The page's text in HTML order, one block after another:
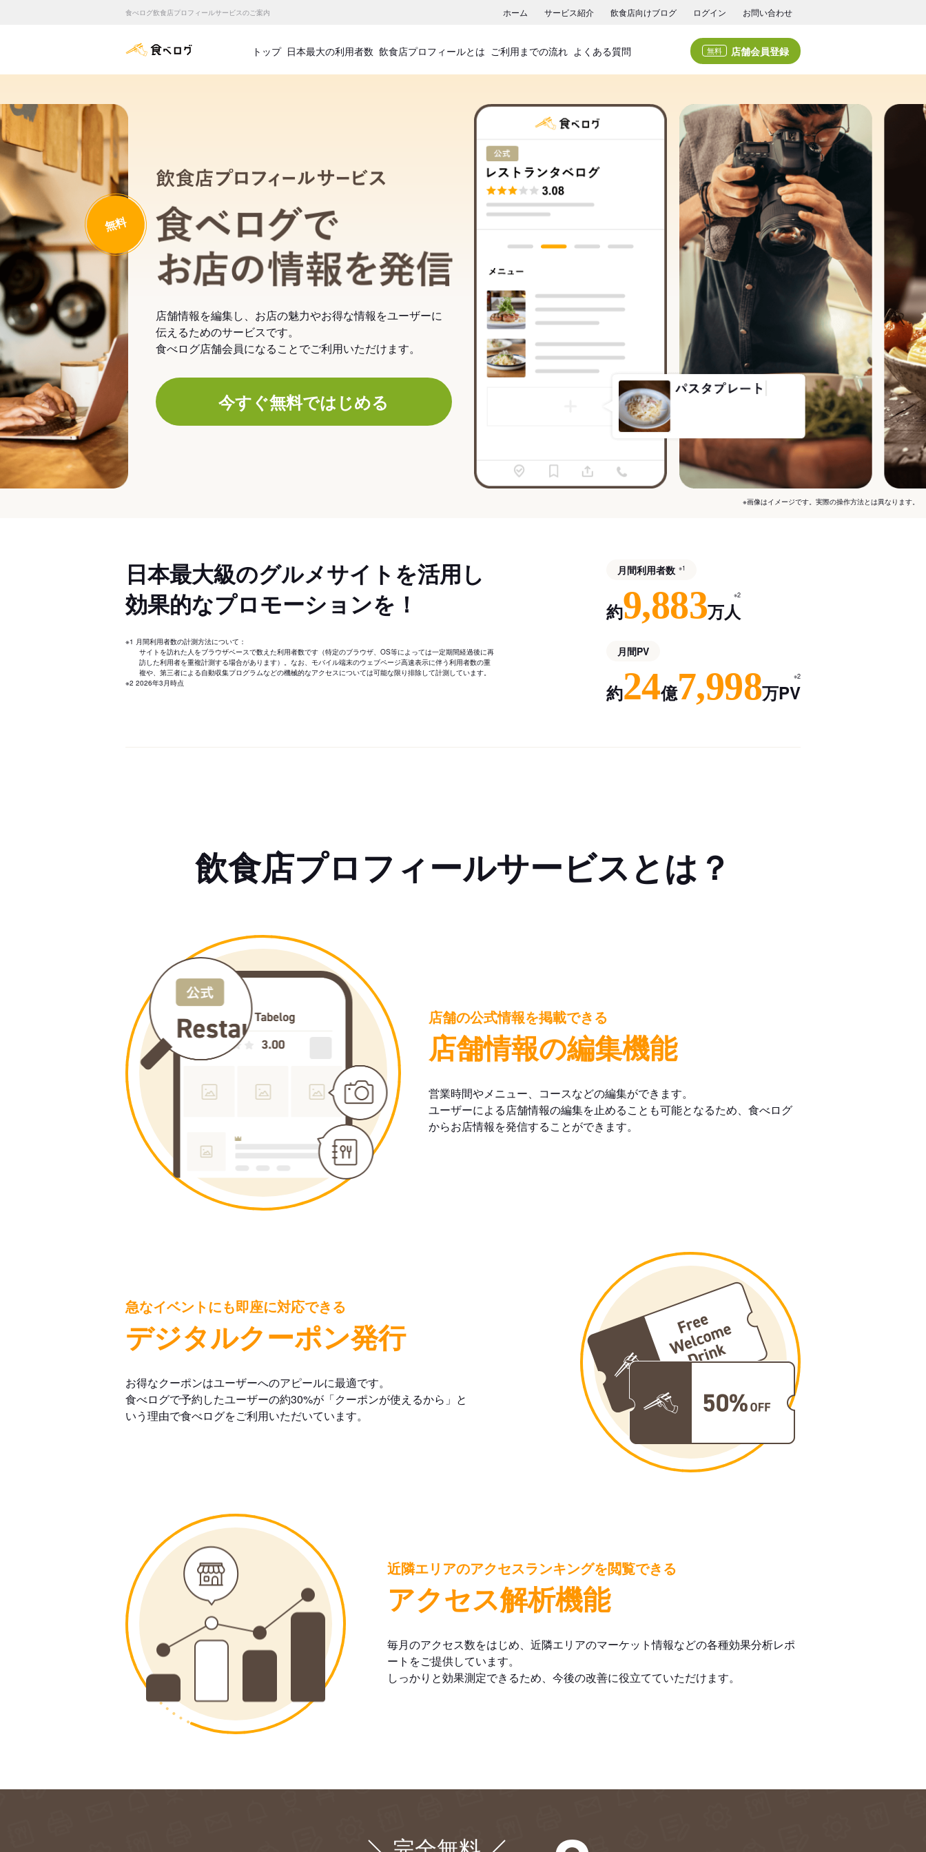
食べログ飲食店プロフィールサービスのご案内 ホーム サービス紹介 飲食店向けブログ ログイン お問い合わせ
食べログ店舗管理画面
トップ 日本最大の利用者数 飲食店プロフィールとは ご利用までの流れ よくある質問 無料 店舗会員登録
飲食店プロフィールサービス
食べログでお店の情報を発信
無料
店舗情報を編集し、お店の魅力やお得な情報をユーザーに
伝えるためのサービスです。
食べログ店舗会員になることでご利用いただけます。
今すぐ無料ではじめる
※画像はイメージです。実際の操作方法とは異なります。
日本最大級のグルメサイトを活用し
効果的なプロモーションを！
※1 月間利用者数の計測方法について：
サイトを訪れた人をブラウザベースで数えた利用者数です（特定のブラウザ、OS等によっては一定期間経過後に再
訪した利用者を重複計測する場合があります）。なお、モバイル端末のウェブページ高速表示に伴う利用者数の重
複や、第三者による自動収集プログラムなどの機械的なアクセスについては可能な限り排除して計測しています。
※2 2026年3月時点
月間利用者数 ※1
約9,883万人
※2
月間PV
約24億7,998万PV
※2
飲食店プロフィールサービスとは？
店舗の公式情報を掲載できる
店舗情報の編集機能
営業時間やメニュー、コースなどの編集ができます。
ユーザーによる店舗情報の編集を止めることも可能となるため、食べログ
からお店情報を発信することができます。
急なイベントにも即座に対応できる
デジタルクーポン発行
お得なクーポンはユーザーへのアピールに最適です。
食べログで予約したユーザーの約30%が「クーポンが使えるから」と
いう理由で食べログをご利用いただいています。
近隣エリアのアクセスランキングを閲覧できる
アクセス解析機能
毎月のアクセス数をはじめ、近隣エリアのマーケット情報などの各種効果分析レポ
ートをご提供しています。
しっかりと効果測定できるため、今後の改善に役立てていただけます。